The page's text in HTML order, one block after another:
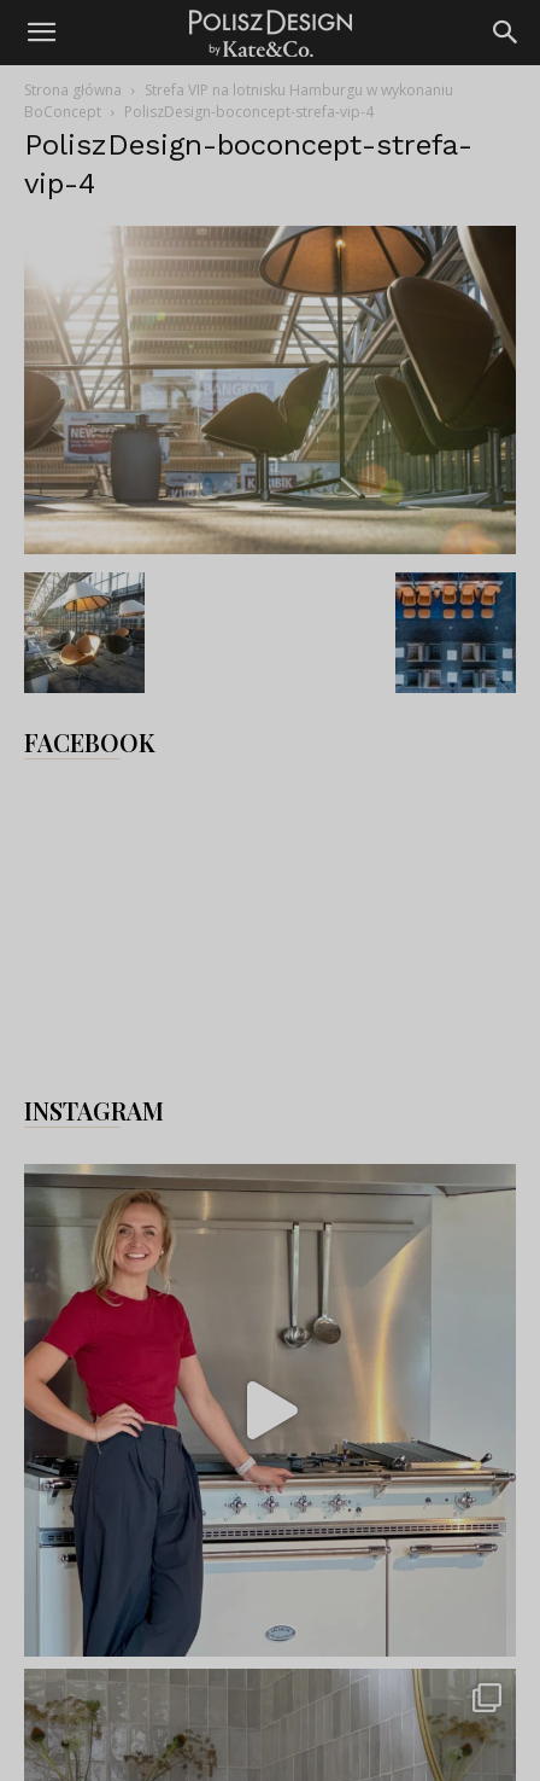
Strona główna
Strefa VIP na lotnisku Hamburgu w wykonaniu
BoConcept
PoliszDesign-boconcept-strefa-vip-4
PoliszDesign-boconcept-strefa-
vip-4
FACEBOOK
INSTAGRAM